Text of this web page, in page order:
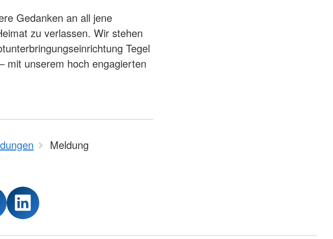
Gedanken an all jene
zu verlassen. Wir stehen
Tegel
mit unserem hoch engagierten
Meldung